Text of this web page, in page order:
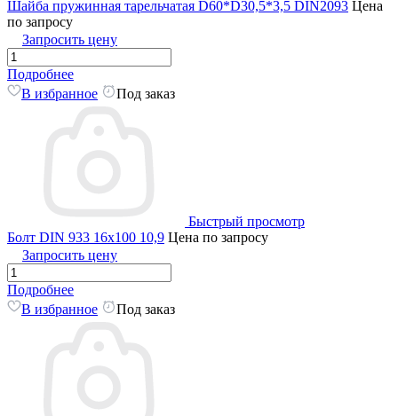
Шайба пружинная тарельчатая D60*D30,5*3,5 DIN2093 Цена
по запросу
Запросить цену
Подробнее
В избранное
Под заказ
Быстрый просмотр
Болт DIN 933 16х100 10,9 Цена по запросу
Запросить цену
Подробнее
В избранное
Под заказ